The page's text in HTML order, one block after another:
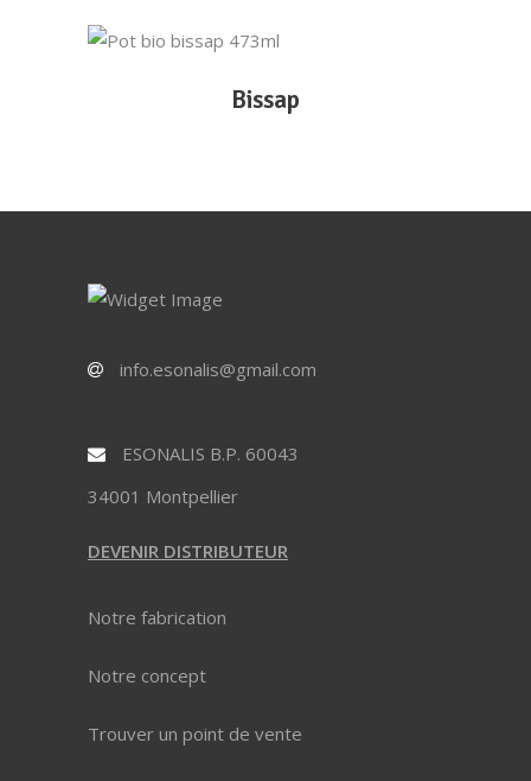
Bissap
info.esonalis@gmail.com
ESONALIS B.P. 60043
34001 Montpellier
DEVENIR DISTRIBUTEUR
Notre fabrication
Notre concept
Trouver un point de vente